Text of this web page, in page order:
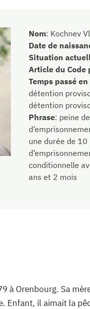
Nom: Kochnev
Date de
Situation
Article du Code
Temps passé
détention
détention
Phrase: peine
une durée de
conditionnelle
ans et 2 mois
à Orenbourg. Sa
Enfant, il aimait la